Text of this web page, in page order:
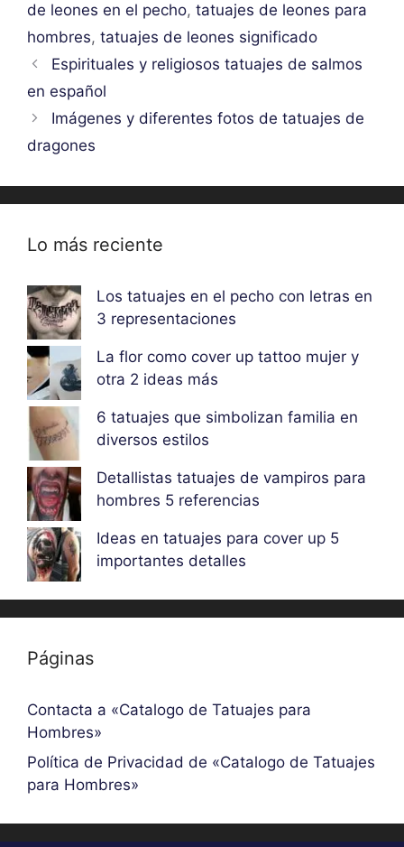
de leones en el pecho, tatuajes de leones para
hombres, tatuajes de leones significado
Espirituales y religiosos tatuajes de salmos
en español
Imágenes y diferentes fotos de tatuajes de
dragones
Lo más reciente
Los tatuajes en el pecho con letras en
3 representaciones
La flor como cover up tattoo mujer y
otra 2 ideas más
6 tatuajes que simbolizan familia en
diversos estilos
Detallistas tatuajes de vampiros para
hombres 5 referencias
Ideas en tatuajes para cover up 5
importantes detalles
Páginas
Contacta a «Catalogo de Tatuajes para
Hombres»
Política de Privacidad de «Catalogo de Tatuajes
para Hombres»